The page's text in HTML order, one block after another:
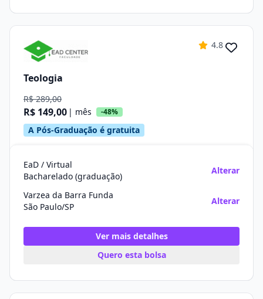
4.8
Teologia
R$ 289,00
R$ 149,00 | mês -48%
A Pós-Graduação é gratuita
EaD / Virtual
Bacharelado (graduação)
Alterar
Varzea da Barra Funda
São Paulo/SP
Alterar
Ver mais detalhes
Quero esta bolsa